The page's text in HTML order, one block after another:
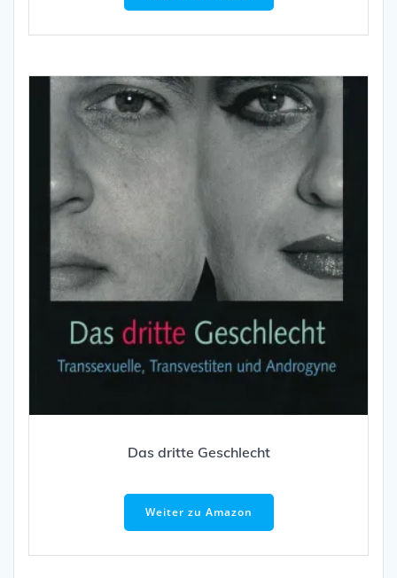
Das dritte Geschlecht
Weiter zu Amazon